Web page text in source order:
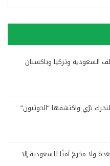
السعودية وتركيا وباكستان
برّي واكتشفها “الحوثيون”
ولا مخرجَ آمنًا للسعودية إلا